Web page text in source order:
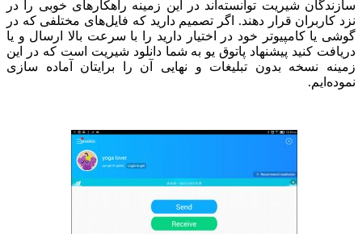
شیریت توانسته‌اند در این زمینه راهکارهای خوبی را در
قرار دهند. اگر تصمیم دارید که فایل‌های مختلفی که در
یا کامپیوتر خود در اختیار دارید را با سرعت بالا ارسال و یا
کنید پیشنهاد پاتوق یو به شما دانلود شیریت است که در این
نسخه بدون تبلیغات و نهایی آن را برایتان آماده سازی